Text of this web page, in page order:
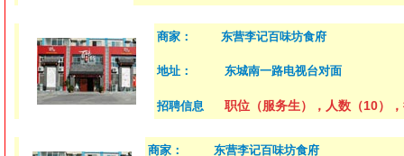
商家： 东营李记百味坊食府
地址： 东城南一路电视台对面
招聘信息 职位（服务生），人数（10）
商家： 东营李记百味坊食府